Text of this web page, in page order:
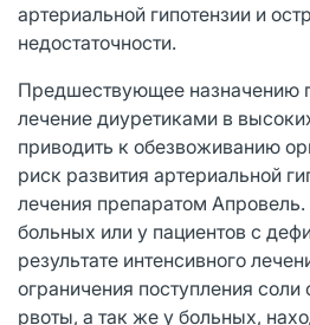
артериальной гипотензии и
недостаточности.
Предшествующее назначению
лечение диуретиками в
приводить к обезвоживанию
риск развития артериальной
лечения препаратом
больных или у пациентов с
результате интенсивного
ограничения поступления
рвоты, а так же у больных,